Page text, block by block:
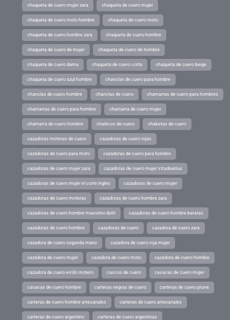
chaqueta de cuero mujer zara chaqueta de cuero mujer
chaqueta de cuero moto hombre chaqueta de cuero moto
chaqueta de cuero hombre zara chaqueta de cuero hombre
chaqueta de cuero de mujer chaqueta de cuero de hombre
chaqueta de cuero dama chaqueta de cuero corta chaqueta de cuero beige
chaqueta de cuero azul hombre chanclas de cuero para hombre
chanclas de cuero hombre chanclas de cuero chamarras de cuero para hombres
chamarras de cuero para hombre chamarra de cuero mujer
chamarra de cuero hombre chalecos de cuero chaketas de cuero
cazadoras moteras de cuero cazadoras de cuero rojas
cazadoras de cuero para moto cazadoras de cuero para hombre
cazadoras de cuero mujer zara cazadoras de cuero mujer stradivarius
cazadoras de cuero mujer el corte ingles cazadoras de cuero mujer
cazadoras de cuero moteras cazadoras de cuero hombre zara
cazadoras de cuero hombre massimo dutti cazadoras de cuero hombre baratas
cazadoras de cuero hombre cazadoras de cuero cazadora de cuero zara
cazadora de cuero segunda mano cazadora de cuero roja mujer
cazadora de cuero mujer cazadora de cuero moto cazadora de cuero hombre
cazadora de cuero estilo motero cascos de cuero casacas de cuero mujer
casacas de cuero hombre carteras negras de cuero carteras de cuero prune
carteras de cuero hombre artesanales carteras de cuero artesanales
carteras de cuero argentino carteras de cuero argentinas